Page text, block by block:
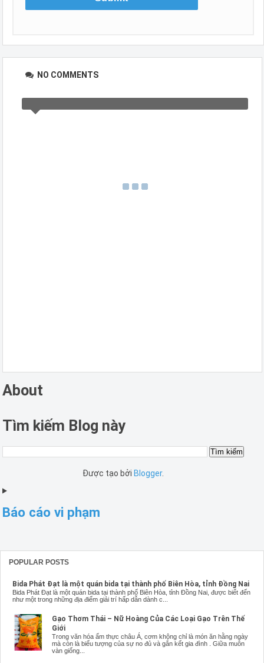
NO COMMENTS
About
Tìm kiếm Blog này
Được tạo bởi Blogger.
Báo cáo vi phạm
POPULAR POSTS
Bida Phát Đạt là một quán bida tại thành phố Biên Hòa, tỉnh Đồng Nai
Bida Phát Đạt là một quán bida tại thành phố Biên Hòa, tỉnh Đồng Nai, được biết đến
như một trong những địa điểm giải trí hấp dẫn dành c...
Gạo Thơm Thái – Nữ Hoàng Của Các Loại Gạo Trên Thế
Giới
Trong văn hóa ẩm thực châu Á, cơm không chỉ là món ăn hằng ngày
mà còn là biểu tượng của sự no đủ và gắn kết gia đình . Giữa muôn
vàn giống...